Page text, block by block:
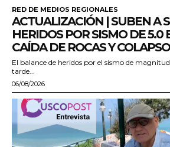
RED DE MEDIOS REGIONALES
ACTUALIZACIÓN | SUBEN A
HERIDOS POR SISMO DE 5.0
CAÍDA DE ROCAS Y
El balance de heridos por el sismo de
tarde...
06/08/2026